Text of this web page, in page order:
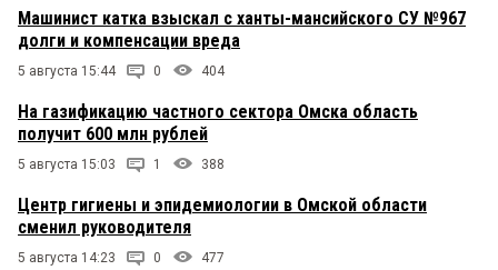
Машинист катка взыскал с ханты-мансийского СУ №967
долги и компенсации вреда
5 августа 15:44 0 404
На газификацию частного сектора Омска область
получит 600 млн рублей
5 августа 15:03 1 388
Центр гигиены и эпидемиологии в Омской области
сменил руководителя
5 августа 14:23 0 477